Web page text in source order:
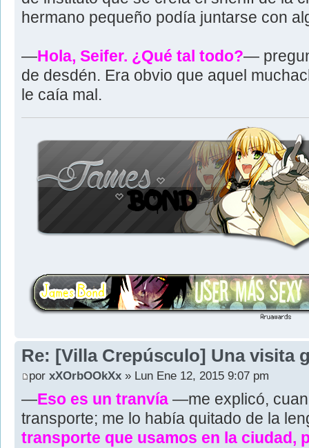
hermano pequeño podía juntarse con
—Hola, Seifer. ¿Qué tal todo?—
de desdén. Era obvio que aquel
le caía mal.
Re: [Villa Crepúsculo] Una visita
por xXOrbOOkXx » Lun Ene 12, 2015 9:07 pm
—Eso es un tranvía —me explicó,
transporte; me lo había quitado de la
transporte que usamos en la ciudad,